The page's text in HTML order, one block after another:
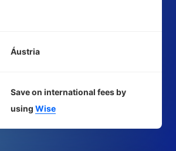
Áustria
Save on international fees by
using Wise